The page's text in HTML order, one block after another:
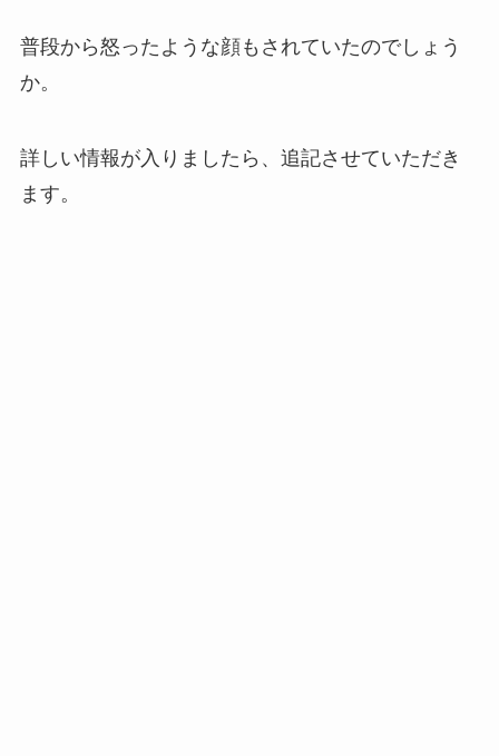
普段から怒ったような顔もされていたのでしょう
か。
詳しい情報が入りましたら、追記させていただき
ます。